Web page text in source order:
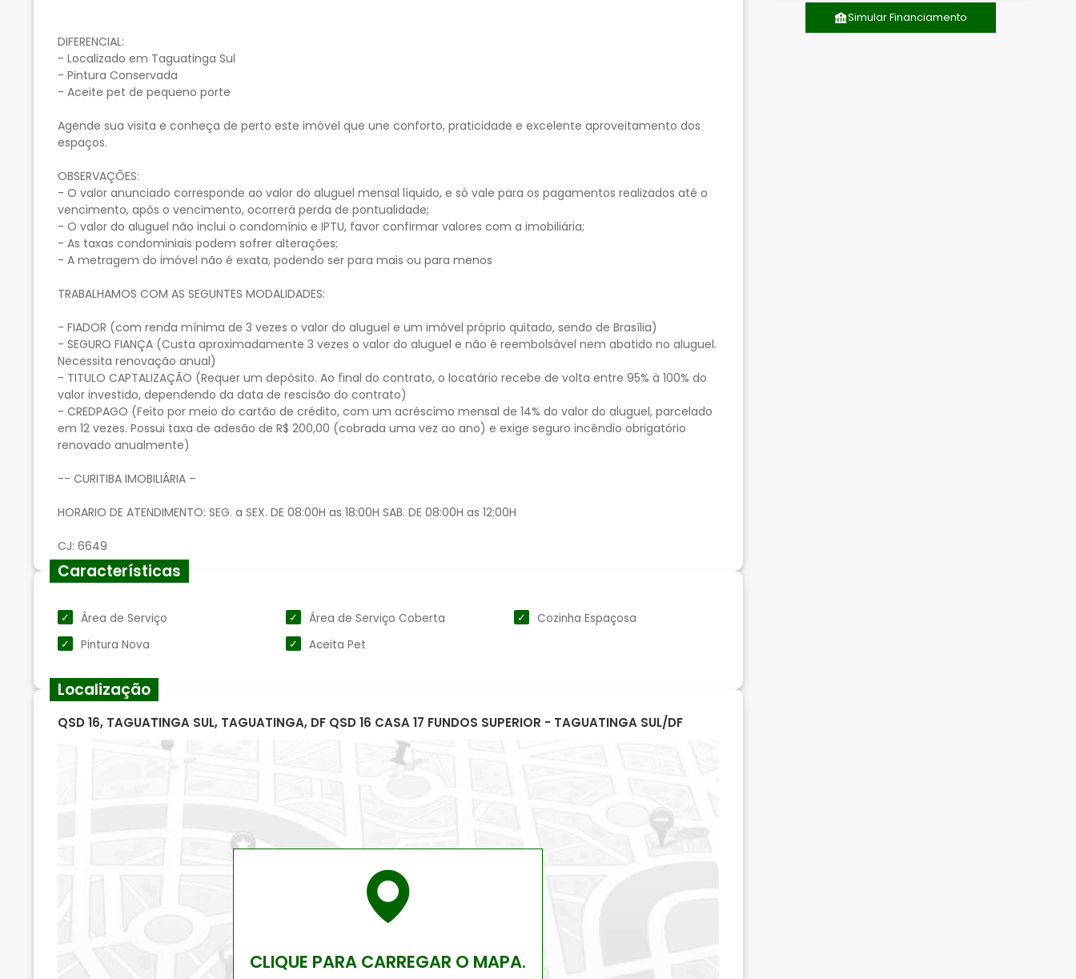
DIFERENCIAL:
- Localizado em Taguatinga Sul
- Pintura Conservada
- Aceite pet de pequeno porte
Agende sua visita e conheça de perto este imóvel que une conforto, praticidade e excelente aproveitamento dos
espaços.
OBSERVAÇÕES:
- O valor anunciado corresponde ao valor do aluguel mensal líquido, e só vale para os pagamentos realizados até o
vencimento, após o vencimento, ocorrerá perda de pontualidade;
- O valor do aluguel não inclui o condomínio e IPTU, favor confirmar valores com a imobiliária;
- As taxas condominiais podem sofrer alterações;
- A metragem do imóvel não é exata, podendo ser para mais ou para menos
TRABALHAMOS COM AS SEGUNTES MODALIDADES:
- FIADOR (com renda mínima de 3 vezes o valor do aluguel e um imóvel próprio quitado, sendo de Brasília)
- SEGURO FIANÇA (Custa aproximadamente 3 vezes o valor do aluguel e não é reembolsável nem abatido no aluguel.
Necessita renovação anual)
- TITULO CAPTALIZAÇÃO (Requer um depósito. Ao final do contrato, o locatário recebe de volta entre 95% à 100% do
valor investido, dependendo da data de rescisão do contrato)
- CREDPAGO (Feito por meio do cartão de crédito, com um acréscimo mensal de 14% do valor do aluguel, parcelado
em 12 vezes. Possui taxa de adesão de R$ 200,00 (cobrada uma vez ao ano) e exige seguro incêndio obrigatório
renovado anualmente)
-- CURITIBA IMOBILIÁRIA –
HORARIO DE ATENDIMENTO: SEG. a SEX. DE 08:00H as 18:00H SAB. DE 08:00H as 12:00H
Características
Área de Serviço Área de Serviço Coberta
Cozinha Espaçosa
Pintura Nova
Aceita Pet
Localização
QSD 16, TAGUATINGA SUL, TAGUATINGA, DF QSD 16 CASA 17 FUNDOS SUPERIOR - TAGUATINGA SUL/DF
CLIQUE PARA CARREGAR O MAPA.
Simular Financiamento